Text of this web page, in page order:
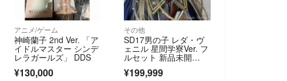
アニメ/ゲーム
神崎蘭子 2nd Ver. 「ア
イドルマスター シンデ
レラガールズ」 DDS
¥130,000
その他
SD17男の子 レダ・ヴ
ェニル 星間学寮Ver. フ
ルセット 新品未開
封 スーパードルフィ
ー ボークス VOLKS ド
¥199,999